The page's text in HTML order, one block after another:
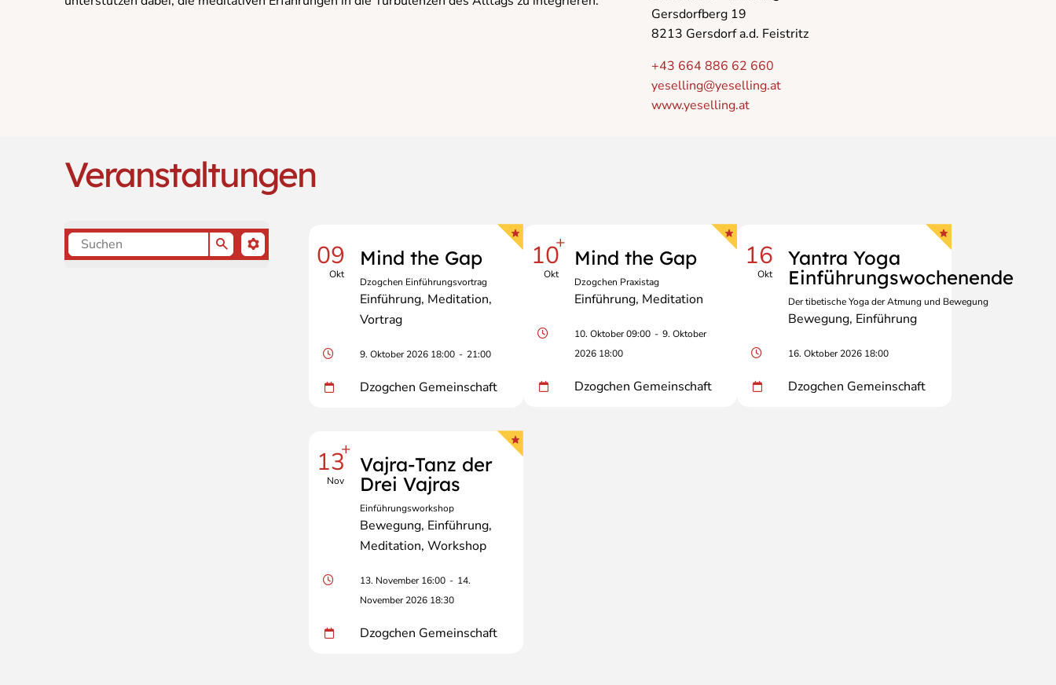
Gersdorfberg 19
8213 Gersdorf a.d. Feistritz
+43 664 886 62 660
yeselling@yeselling.at
www.yeselling.at
Veranstaltungen
Geben Sie Suchbegriffe ein um die Termine zu filtern.
09
Okt
Mind the Gap
Dzogchen Einführungsvortrag
Einführung Meditation
Vortrag
9. Oktober 2026 18:00 - 21:00
Dzogchen Gemeinschaft
10+
Okt
Mind the Gap
Dzogchen Praxistag
Einführung Meditation
10. Oktober 09:00 - 9. Oktober
2026 18:00
Dzogchen Gemeinschaft
16
Okt
Yantra Yoga
Einführungswochenende
Der tibetische Yoga der Atmung und Bewegung
Bewegung Einführung
16. Oktober 2026 18:00
Dzogchen Gemeinschaft
13+
Nov
Vajra-Tanz der
Drei Vajras
Einführungsworkshop
Bewegung Einführung
Meditation Workshop
13. November 16:00 - 14.
November 2026 18:30
Dzogchen Gemeinschaft